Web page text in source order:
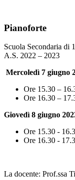
Pianoforte
Scuola Secondaria di
A.S. 2022 – 2023
Mercoledì 7 giugno
Ore 15.30 –
Ore 16.30 –
Giovedì 8 giugno
Ore 15.30 -
Ore 16.30 -
La docente: Prof.ssa